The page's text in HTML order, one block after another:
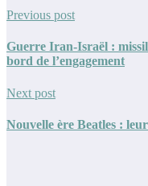
Previous post
Guerre Iran-Israël :
bord de l’engagement
Next post
Nouvelle ère Beatles :